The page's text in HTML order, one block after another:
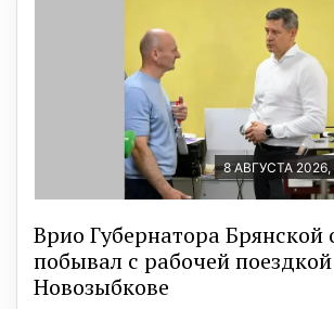
8 АВГУСТА 2026,
Врио Губернатора Брянской
побывал с рабочей
Новозыбкове